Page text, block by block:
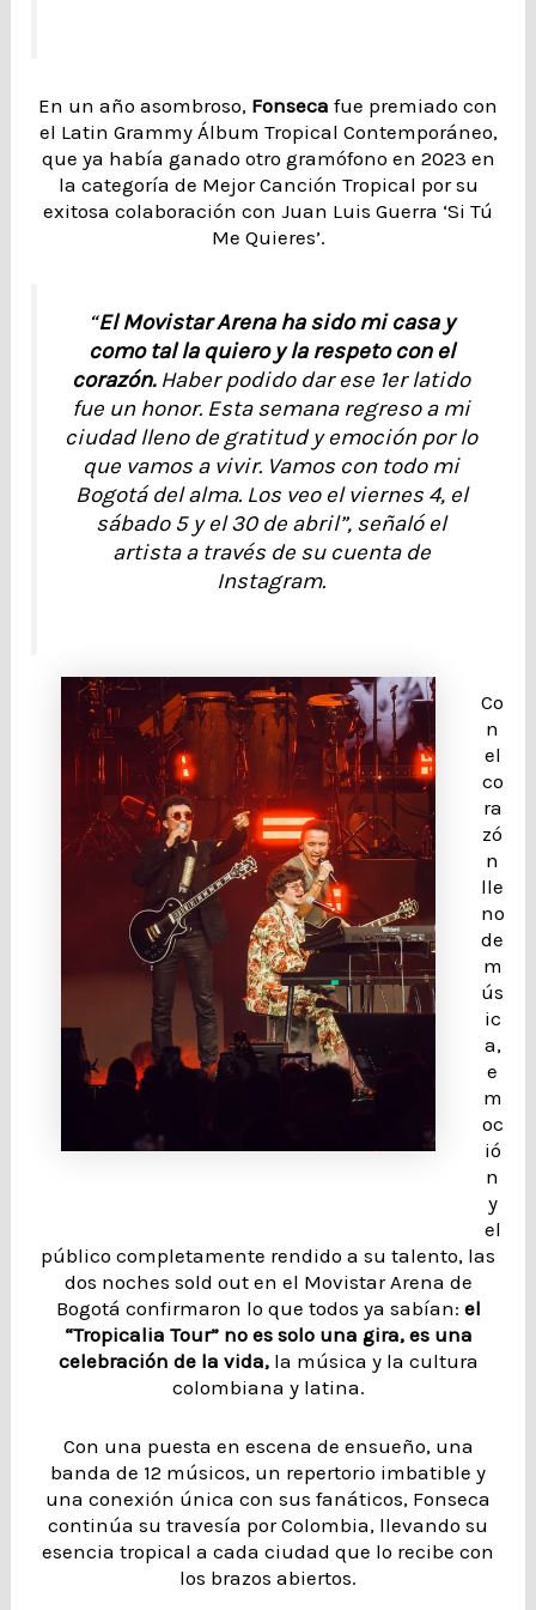
En un año asombroso, Fonseca fue premiado con
el Latin Grammy Álbum Tropical Contemporáneo,
que ya había ganado otro gramófono en 2023 en
la categoría de Mejor Canción Tropical por su
exitosa colaboración con Juan Luis Guerra ‘Si Tú
Me Quieres’.
“El Movistar Arena ha sido mi casa y
como tal la quiero y la respeto con el
corazón.Haber podido dar ese 1er latido
fue un honor. Esta semana regreso a mi
ciudad lleno de gratitud y emoción por lo
que vamos a vivir. Vamos con todo mi
Bogotá del alma. Los veo el viernes 4, el
sábado 5 y el 30 de abril”, señaló el
artista a través de su cuenta de
Instagram.
Co
n
el
co
ra
zó
n
lle
no
de
m
ús
ic
a,
e
m
oc
ió
n
y
el
público completamente rendido a su talento, las
dos noches sold out en el Movistar Arena de
Bogotá confirmaron lo que todos ya sabían: el
“Tropicalia Tour” no es solo una gira, es una
celebración de la vida, la música y la cultura
colombiana y latina.
Con una puesta en escena de ensueño, una
banda de 12 músicos, un repertorio imbatible y
una conexión única con sus fanáticos, Fonseca
continúa su travesía por Colombia, llevando su
esencia tropical a cada ciudad que lo recibe con
los brazos abiertos.